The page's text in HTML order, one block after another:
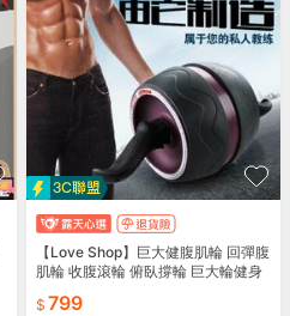
【Love Shop】巨大健腹肌輪 回彈腹
肌輪 收腹滾輪 俯臥撐輪 巨大輪健身
799